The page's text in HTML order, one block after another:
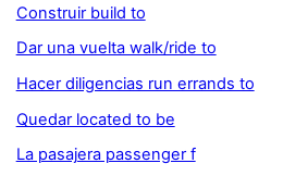
Construir build to
Dar una vuelta walk/ride to
Hacer diligencias run errands to
Quedar located to be
La pasajera passenger f